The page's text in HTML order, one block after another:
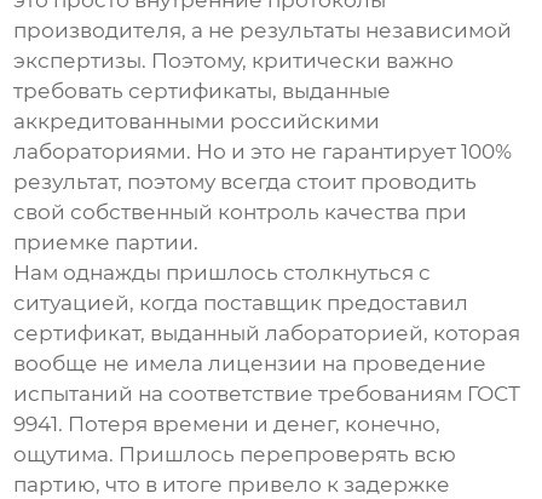
производителя, а не результаты независимой
экспертизы. Поэтому, критически важно
требовать сертификаты, выданные
аккредитованными российскими
лабораториями. Но и это не гарантирует 100%
результат, поэтому всегда стоит проводить
свой собственный контроль качества при
приемке партии.
Нам однажды пришлось столкнуться с
ситуацией, когда поставщик предоставил
сертификат, выданный лабораторией, которая
вообще не имела лицензии на проведение
испытаний на соответствие требованиям ГОСТ
9941. Потеря времени и денег, конечно,
ощутима. Пришлось перепроверять всю
партию, что в итоге привело к задержке